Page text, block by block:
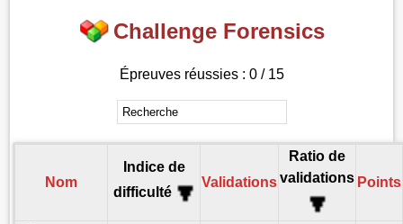
Challenge Forensics
Épreuves réussies : 0 / 15
Nom
Indice de
difficulté
Validations
Ratio de
validations Points